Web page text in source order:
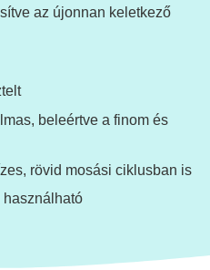
az újonnan keletkező
beleértve a finom és
rövid mosási ciklusban is
használható